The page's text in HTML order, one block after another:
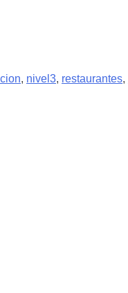
, nivel3, restaurantes,